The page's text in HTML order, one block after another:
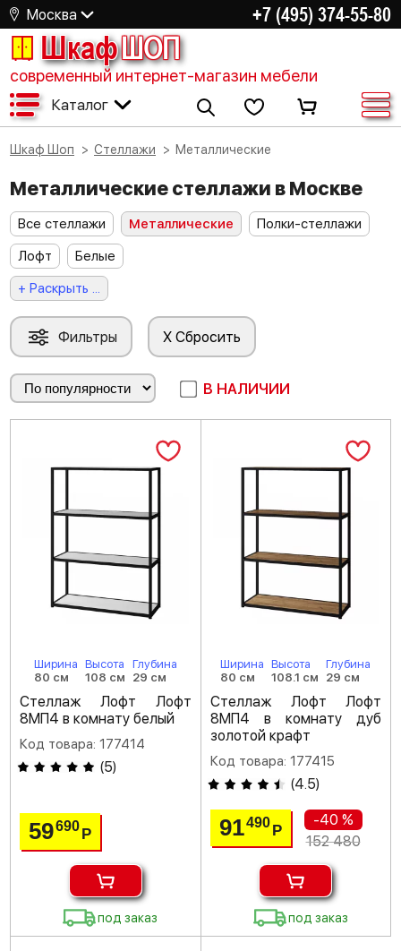
Москва +7 (495) 374-55-80
ШкафШОП
современный интернет-магазин мебели
Каталог
Шкаф Шоп Стеллажи Металлические
Металлические стеллажи в Москве
Все стеллажи Металлические
Полки-стеллажи
Лофт
Белые
+ Раскрыть ...
Фильтры X Сбросить
В НАЛИЧИИ
Ширина
80 см
Высота
108 см
Глубина
29 см
Стеллаж Лофт Лофт
8МП4 в комнату белый
Код товара: 177414
(5)
59690Р
под заказ
Ширина
80 см
Высота
108.1 см
Глубина
29 см
Стеллаж Лофт Лофт
8МП4 в комнату дуб
золотой крафт
Код товара: 177415
(4.5)
91490 Р
-40 %
152 480
под заказ